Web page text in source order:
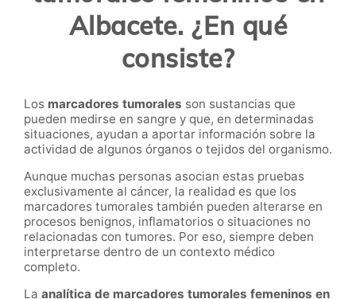
Albacete. ¿En qué
consiste?
Los marcadores tumorales son sustancias que
pueden medirse en sangre y que, en determinadas
situaciones, ayudan a aportar información sobre la
actividad de algunos órganos o tejidos del organismo.
Aunque muchas personas asocian estas pruebas
exclusivamente al cáncer, la realidad es que los
marcadores tumorales también pueden alterarse en
procesos benignos, inflamatorios o situaciones no
relacionadas con tumores. Por eso, siempre deben
interpretarse dentro de un contexto médico
completo.
La analítica de marcadores tumorales femeninos en